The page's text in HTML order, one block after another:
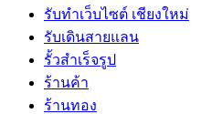
รับทำเว็บไซต์ เชียงใหม่
รับเดินสายแลน
รั้วสำเร็จรูป
ร้านค้า
ร้านทอง